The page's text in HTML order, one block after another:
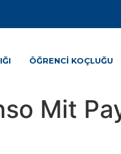
ÖĞRENCI KOÇLUĞU
Mit